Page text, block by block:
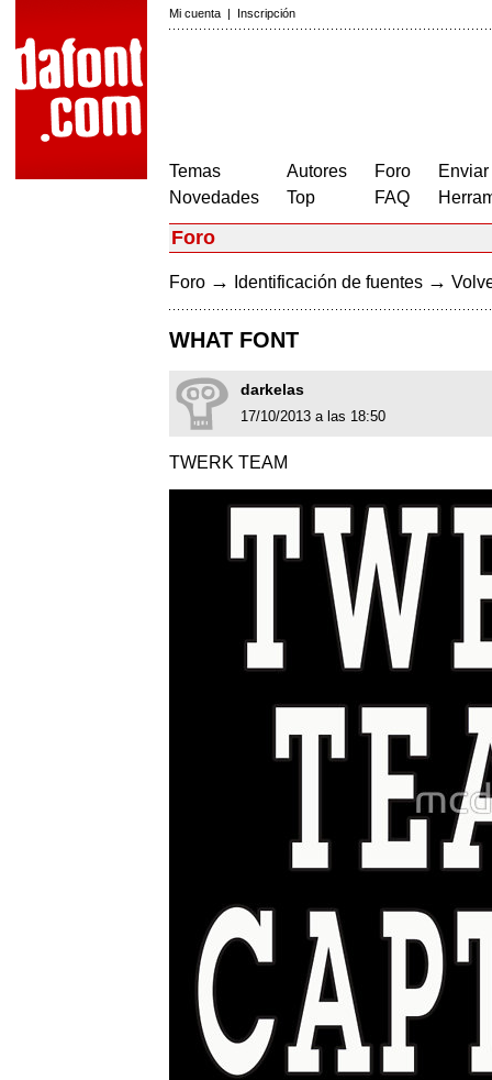
Mi cuenta | Inscripción
Temas
Novedades
Autores
Top
Foro
FAQ
Foro
Foro → Identificación de fuentes →
WHAT FONT
darkelas
17/10/2013 a las 18:50
TWERK TEAM